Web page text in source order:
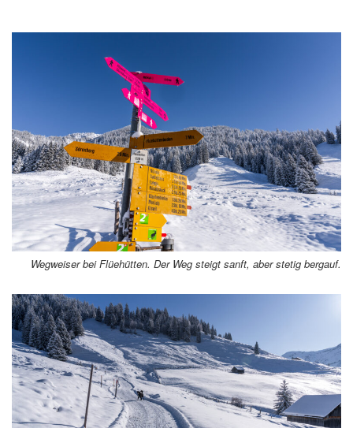
Wegweiser bei Flüehütten. Der Weg steigt sanft, aber stetig bergauf.